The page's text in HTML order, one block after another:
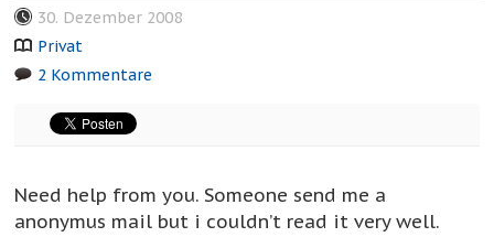
30. Dezember 2008
Privat
2 Kommentare
Need help from you. Someone send me a
anonymus mail but i couldn’t read it very well.